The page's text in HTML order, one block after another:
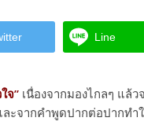
Line
จ” เนื่องจากมองไกลๆ แล้
ะจากคำพูดปากต่อปากทำ